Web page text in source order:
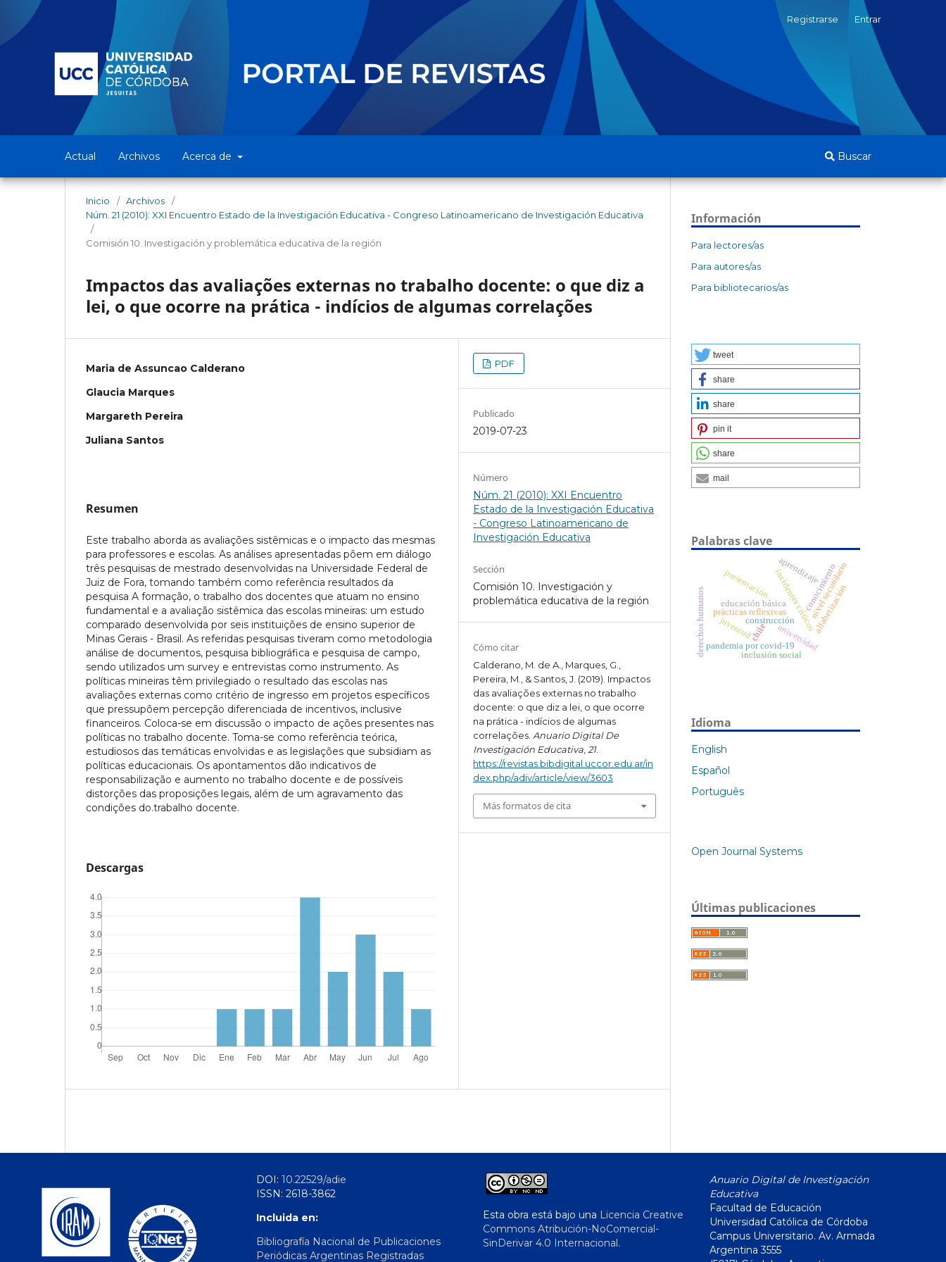
Actual Archivos Acerca de Buscar
Registrarse Entrar
Inicio / Archivos
/
Núm. 21 (2010): XXI Encuentro Estado de la Investigación Educativa - Congreso Latinoamericano de Investigación Educativa
/
Comisión 10. Investigación y problemática educativa de la región
Impactos das avaliações externas no trabalho docente: o que diz a
lei, o que ocorre na prática - indícios de algumas correlações
Maria de Assuncao Calderano
Glaucia Marques
Margareth Pereira
Juliana Santos
Resumen
Este trabalho aborda as avaliações sistêmicas e o impacto das mesmas
para professores e escolas. As análises apresentadas põem em diálogo
três pesquisas de mestrado desenvolvidas na Universidade Federal de
Juiz de Fora, tomando também como referência resultados da
pesquisa A formação, o trabalho dos docentes que atuam no ensino
fundamental e a avaliação sistêmica das escolas mineiras: um estudo
comparado desenvolvida por seis instituições de ensino superior de
Minas Gerais - Brasil. As referidas pesquisas tiveram como metodologia
análise de documentos, pesquisa bibliográfica e pesquisa de campo,
sendo utilizados um survey e entrevistas como instrumento. As
políticas mineiras têm privilegiado o resultado das escolas nas
avaliações externas como critério de ingresso em projetos específicos
que pressupõem percepção diferenciada de incentivos, inclusive
financeiros. Coloca-se em discussão o impacto de ações presentes nas
políticas no trabalho docente. Toma-se como referência teórica,
estudiosos das temáticas envolvidas e as legislações que subsidiam as
políticas educacionais. Os apontamentos dão indicativos de
responsabilização e aumento no trabalho docente e de possíveis
distorções das proposições legais, além de um agravamento das
condições do.trabalho docente.
Descargas
PDF
Publicado
2019-07-23
Número
Núm. 21 (2010): XXI Encuentro
Estado de la Investigación Educativa
- Congreso Latinoamericano de
Investigación Educativa
Sección
Comisión 10. Investigación y
problemática educativa de la región
Cómo citar
Calderano, M. de A., Marques, G.,
Pereira, M., & Santos, J. (2019). Impactos
das avaliações externas no trabalho
docente: o que diz a lei, o que ocorre
na prática - indícios de algumas
correlações. Anuario Digital De
Investigación Educativa 21.
https://revistas.bibdigital.uccor.edu.ar/in
dex.php/adiv/article/view/3603
Más formatos de cita
Información
Para lectores/as
Para autores/as
Para bibliotecarios/as
tweet
share
share
pin it
share
mail
Palabras clave
presentación
prácticas reflexivasincidentes críticosnivel secundario
educación básica
aprendizajeconocimiento
construcción
universidad
pandemia por covid-19
chile
inclusión social
juventud alfabetización
derechos humanos
Idioma
English
Español
Português
Open Journal Systems
Últimas publicaciones
DOI: 10.22529/adie
ISSN: 2618-3862
Incluida en:
Bibliografía Nacional de Publicaciones
Periódicas Argentinas Registradas
Esta obra está bajo una Licencia Creative
Commons Atribución-NoComercial-
SinDerivar 4.0 Internacional.
Anuario Digital de Investigación
Educativa
Facultad de Educación
Universidad Católica de Córdoba
Campus Universitario. Av. Armada
Argentina 3555